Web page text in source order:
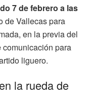
7 de febrero a las
de Vallecas para
en la previa del
para
liguero.
la rueda de